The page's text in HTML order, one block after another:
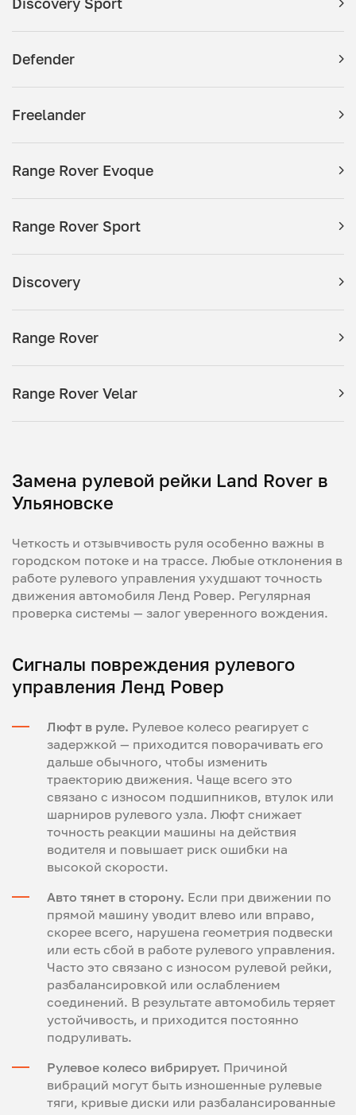
Defender
Freelander
Range Rover Evoque
Range Rover Sport
Discovery
Range Rover
Range Rover Velar
Замена рулевой рейки Land Rover в
Ульяновске
Четкость и отзывчивость руля особенно важны в
городском потоке и на трассе. Любые отклонения в
работе рулевого управления ухудшают точность
движения автомобиля Ленд Ровер. Регулярная
проверка системы — залог уверенного вождения.
Сигналы повреждения рулевого
управления Ленд Ровер
Люфт в руле. Рулевое колесо реагирует с
задержкой — приходится поворачивать его
дальше обычного, чтобы изменить
траекторию движения. Чаще всего это
связано с износом подшипников, втулок или
шарниров рулевого узла. Люфт снижает
точность реакции машины на действия
водителя и повышает риск ошибки на
высокой скорости.
Авто тянет в сторону. Если при движении по
прямой машину уводит влево или вправо,
скорее всего, нарушена геометрия подвески
или есть сбой в работе рулевого управления.
Часто это связано с износом рулевой рейки,
разбалансировкой или ослаблением
соединений. В результате автомобиль теряет
устойчивость, и приходится постоянно
подруливать.
Рулевое колесо вибрирует. Причиной
вибраций могут быть изношенные рулевые
тяги, кривые диски или разбалансированные